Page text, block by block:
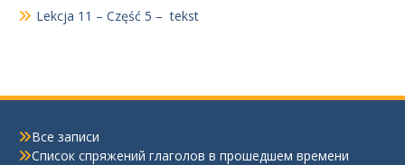
Lekcja 11 – Część 5 – tekst
Все записи
Список спряжений глаголов в прошедшем времени